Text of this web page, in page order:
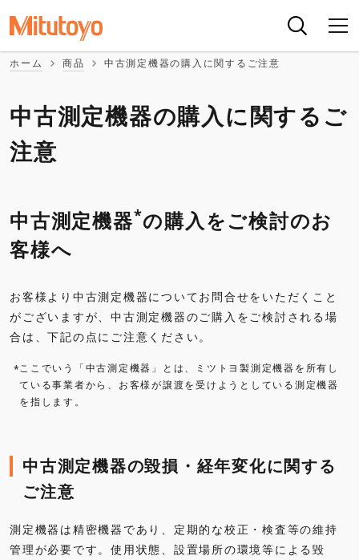
ホーム 商品 中古測定機器の購入に関するご注意
中古測定機器の購入に関するご
注意
中古測定機器*の購入をご検討のお
客様へ
お客様より中古測定機器についてお問合せをいただくこと
がございますが、中古測定機器のご購入をご検討される場
合は、下記の点にご注意ください。
*ここでいう「中古測定機器」とは、ミツトヨ製測定機器を所有し
ている事業者から、お客様が譲渡を受けようとしている測定機器
を指します。
中古測定機器の毀損・経年変化に関する
ご注意
測定機器は精密機器であり、定期的な校正・検査等の維持
管理が必要です。使用状態、設置場所の環境等による毀